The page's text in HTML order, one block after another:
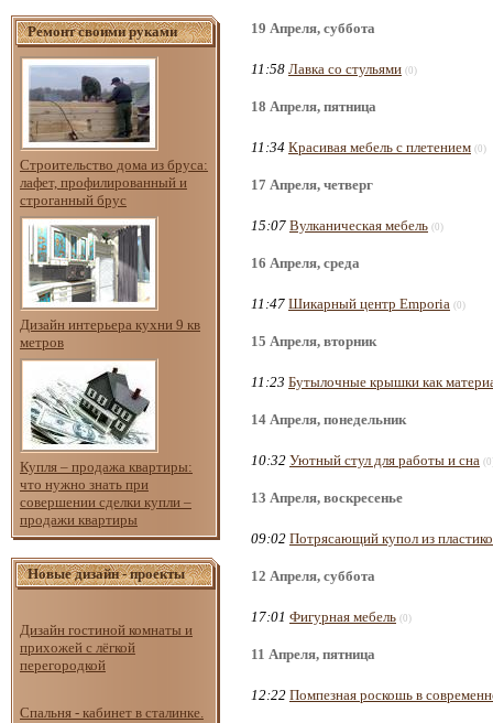
Ремонт своими руками
Строительство дома из бруса:
лафет, профилированный и
строганный брус
Дизайн интерьера кухни 9 кв
метров
Купля – продажа квартиры:
что нужно знать при
совершении сделки купли –
продажи квартиры
Новые дизайн - проекты
Дизайн гостиной комнаты и
прихожей с лёгкой
перегородкой
Спальня - кабинет в сталинке.
19 Апреля, суббота
11:58 Лавка со стульями (0)
18 Апреля, пятница
11:34 Красивая мебель с плетением (0)
17 Апреля, четверг
15:07 Вулканическая мебель (0)
16 Апреля, среда
11:47 Шикарный центр Emporia (0)
15 Апреля, вторник
11:23 Бутылочные крышки как
14 Апреля, понедельник
10:32 Уютный стул для работы и сна
13 Апреля, воскресенье
09:02 Потрясающий купол из
12 Апреля, суббота
17:01 Фигурная мебель (0)
11 Апреля, пятница
12:22 Помпезная роскошь в